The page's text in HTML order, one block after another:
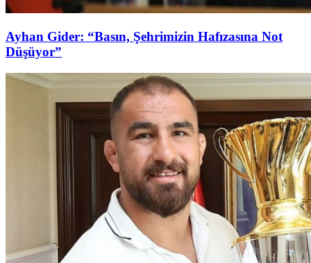
Ayhan Gider: “Basın, Şehrimizin Hafızasına Not
Düşüyor”